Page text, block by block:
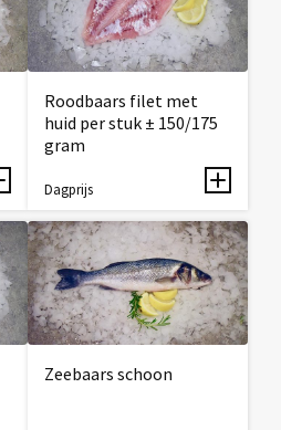
Roodbaars filet met
huid per stuk ± 150/175
gram
Dagprijs
Zeebaars schoon